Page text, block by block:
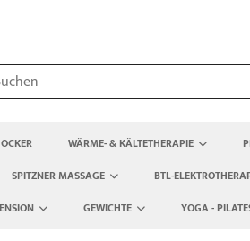
WÄRME- & KÄLTETHERAPIE
SPITZNER MASSAGE
BTL-
GEWICHTE YOGA -